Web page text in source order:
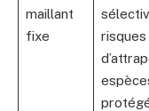
maillant
fixe
risques